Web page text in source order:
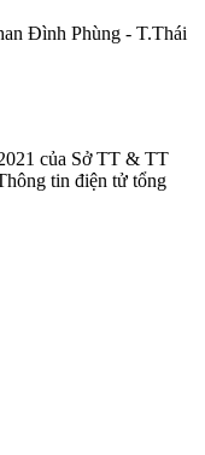
Đình Phùng - T.Thái
của Sở TT & TT
tin điện tử tổng